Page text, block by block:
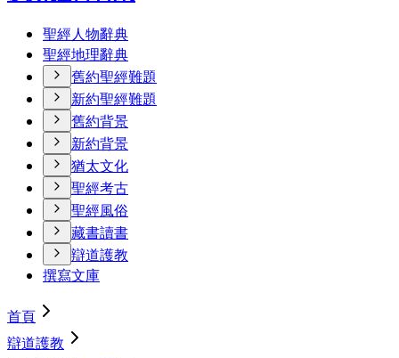
聖經人物辭典
聖經地理辭典
舊約聖經難題
新約聖經難題
舊約背景
新約背景
猶太文化
聖經考古
聖經風俗
藏書讀書
辯道護教
撰寫文庫
首頁
辯道護教